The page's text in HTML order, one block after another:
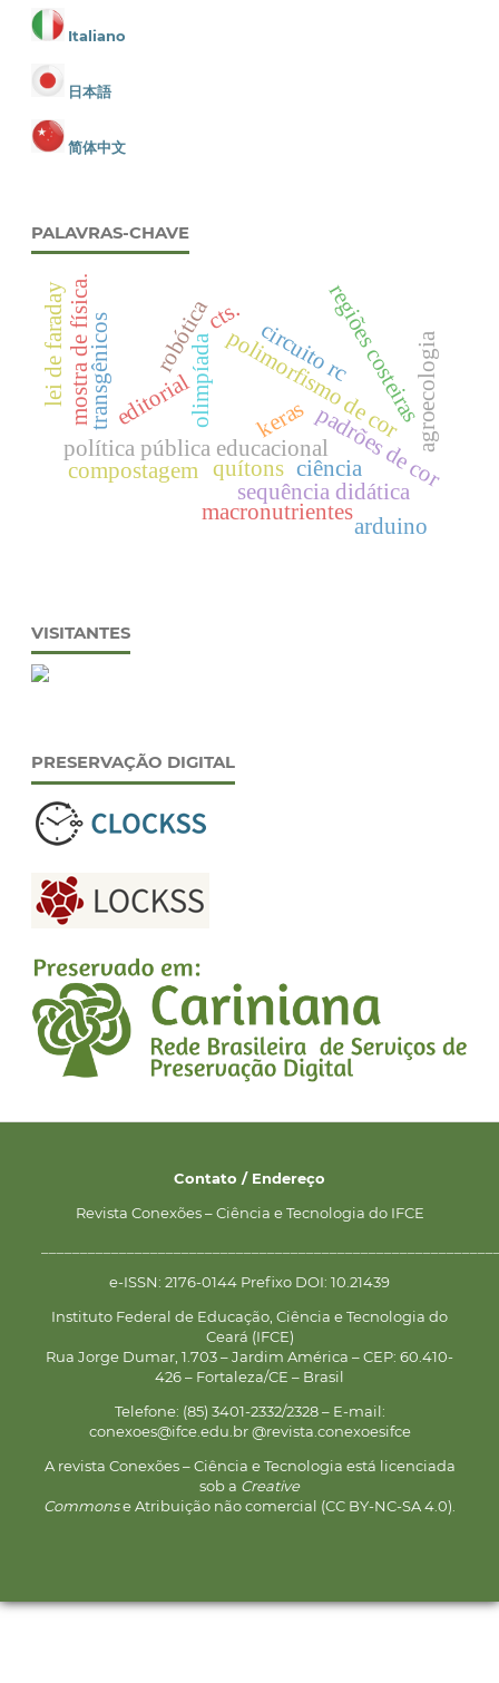
Italiano
日本語
简体中文
PALAVRAS-CHAVE
editorialolimpíada
política pública educacionalpadrões de cor
polimorfismo de cor
quítons
regiões costeiras
robótica
keras
mostra de física.
sequência didática
transgênicos cts.
agroecologia
compostagem
lei de faraday
ciência
macronutrientes
arduino
circuito rc
VISITANTES
PRESERVAÇÃO DIGITAL
Contato / Endereço
Revista Conexões – Ciência e Tecnologia do IFCE
e-ISSN: 2176-0144 Prefixo DOI: 10.21439
Instituto Federal de Educação, Ciência e Tecnologia do
Ceará (IFCE)
Rua Jorge Dumar, 1.703 – Jardim América – CEP: 60.410-
426 – Fortaleza/CE – Brasil
Telefone: (85) 3401-2332/2328 – E-mail:
conexoes@ifce.edu.br @revista.conexoesifce
A revista Conexões – Ciência e Tecnologia está licenciada
sob a Creative
Commonse Atribuição não comercial (CC BY-NC-SA 4.0).